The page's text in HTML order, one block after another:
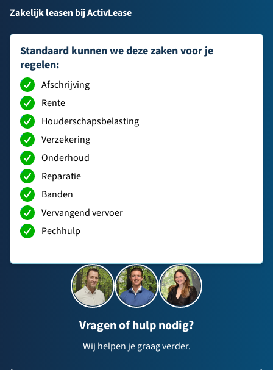
Zakelijk leasen bij ActivLease
Standaard kunnen we deze zaken voor je
regelen:
Afschrijving
Rente
Houderschapsbelasting
Verzekering
Onderhoud
Reparatie
Banden
Vervangend vervoer
Pechhulp
Vragen of hulp nodig?
Wij helpen je graag verder.